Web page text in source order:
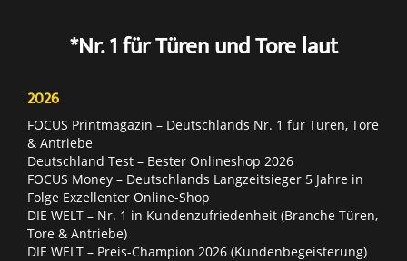
*Nr. 1 für Türen und Tore laut
2026
FOCUS Printmagazin – Deutschlands Nr. 1 für Türen, Tore
& Antriebe
Deutschland Test – Bester Onlineshop 2026
FOCUS Money – Deutschlands Langzeitsieger 5 Jahre in
Folge Exzellenter Online-Shop
DIE WELT – Nr. 1 in Kundenzufriedenheit (Branche Türen,
Tore & Antriebe)
DIE WELT – Preis-Champion 2026 (Kundenbegeisterung)